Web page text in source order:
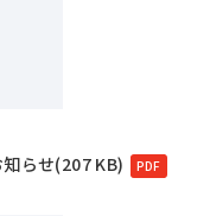
らせ(207 KB)